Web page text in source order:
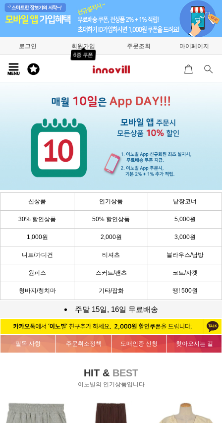
로그인 회원가입
6종 쿠폰
주문조회 마이페이지
신상품 인기상품 낱장코너
30% 할인상품 50% 할인상품 5,000원
1,000원 2,000원 3,000원
니트/가디건 티셔츠 블라우스/남방
원피스 스커트/팬츠 코트/자켓
청바지/청치마 기타/잡화 땡! 500원
주말 15일, 16일 무료배송
필독 사항 주문취소정책 도매인증 신청 찾아오시는 길
HIT & BEST
이노빌의 인기상품입니다